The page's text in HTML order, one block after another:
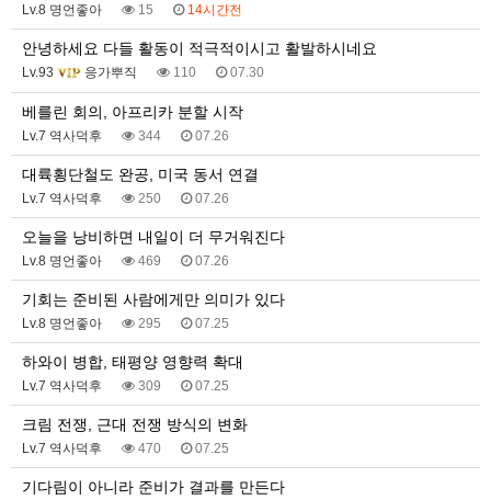
Lv.8 명언좋아 15 14시간전
안녕하세요 다들 활동이 적극적이시고 활발하시네요
Lv.93 응가뿌직 110 07.30
베를린 회의, 아프리카 분할 시작
Lv.7 역사덕후 344 07.26
대륙횡단철도 완공, 미국 동서 연결
Lv.7 역사덕후 250 07.26
오늘을 낭비하면 내일이 더 무거워진다
Lv.8 명언좋아 469 07.26
기회는 준비된 사람에게만 의미가 있다
Lv.8 명언좋아 295 07.25
하와이 병합, 태평양 영향력 확대
Lv.7 역사덕후 309 07.25
크림 전쟁, 근대 전쟁 방식의 변화
Lv.7 역사덕후 470 07.25
기다림이 아니라 준비가 결과를 만든다